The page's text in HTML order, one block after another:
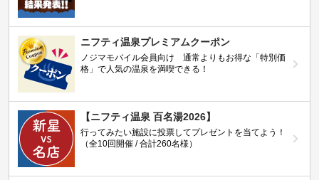
ニフティ温泉プレミアムクーポン
ノジマモバイル会員向け 通常よりもお得な「特別価
格」で人気の温泉を満喫できる！
【ニフティ温泉 百名湯2026】
行ってみたい施設に投票してプレゼントを当てよう！
（全10回開催 / 合計260名様）